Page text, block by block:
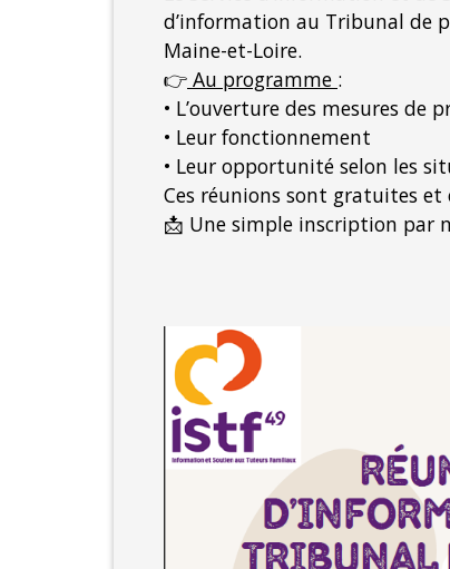
d’information au Tribunal de
Maine-et-Loire.
👉 Au programme :
• L’ouverture des mesures
• Leur fonctionnement
• Leur opportunité selon les
Ces réunions sont gratuites
📩 Une simple inscription par